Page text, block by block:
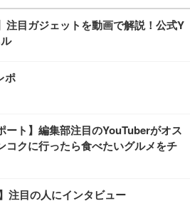
注目ガジェットを動画で解説！公式Y
ポ
ート】編集部注目のYouTuberがオス
コクに行ったら食べたいグルメをチ
注目の人にインタビュー